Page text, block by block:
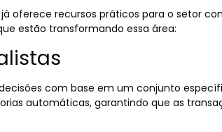
oferece recursos práticos para o setor
estão transformando essa área:
com base em um conjunto
automáticas, garantindo que as